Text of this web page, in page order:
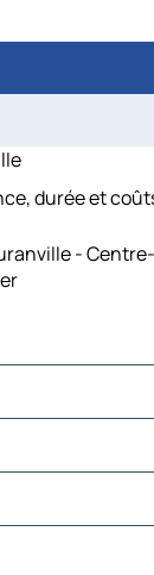
durée et
-